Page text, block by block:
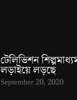
টেলিভিশন
লড়াইয়ে লড়ছে
September 20, 2020